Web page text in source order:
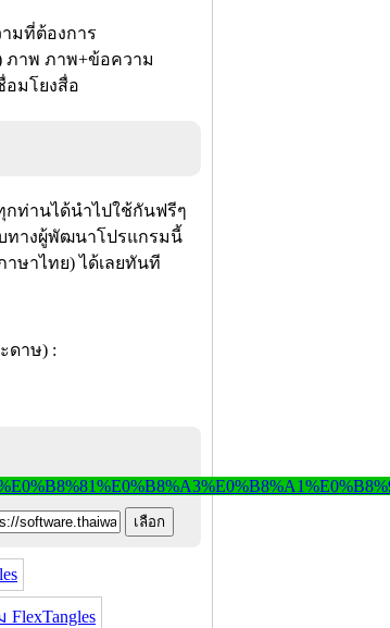
มที่ต้องการ
ภาพ ภาพ+ข้อความ
อมโยงสื่อ
กท่านได้นำไปใช้กันฟรีๆ
ทางผู้พัฒนาโปรแกรมนี้
าษาไทย) ได้เลยทันที